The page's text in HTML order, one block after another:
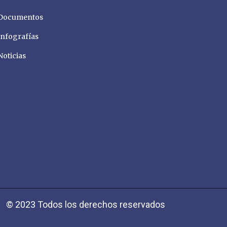
© 2023 Todos los derechos reservados